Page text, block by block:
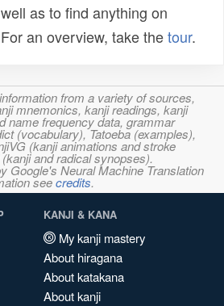
as to find anything on
an overview, take thetour.
from a variety of sources,
mnemonics, kanji readings, kanji
name frequency data, grammar
(vocabulary), Tatoeba (examples),
(kanji animations and stroke
and radical synopses).
Google's Neural Machine Translation
seecredits.
KANJI & KANA
My kanji mastery
About hiragana
About katakana
About kanji